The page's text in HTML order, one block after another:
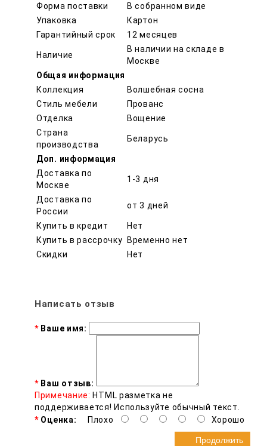
Форма поставки
В собранном виде
Упаковка
Картон
Гарантийный срок
12 месяцев
Наличие
В наличии на складе в
Москве
Общая информация
Коллекция
Волшебная сосна
Стиль мебели
Прованс
Отделка
Вощение
Страна
производства
Беларусь
Доп. информация
Доставка по
Москве
1-3 дня
Доставка по
России
от 3 дней
Купить в кредит
Нет
Купить в рассрочку
Временно нет
Скидки
Нет
Написать отзыв
Ваше имя:
Ваш отзыв:
Примечание: HTML разметка не
поддерживается! Используйте обычный текст.
Оценка: Плохо Хорошо
Продолжить